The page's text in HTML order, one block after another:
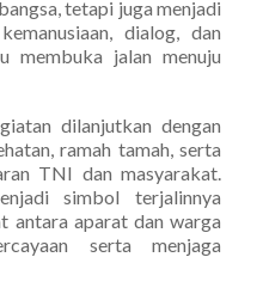
tetapi juga menjadi
dialog, dan
membuka jalan menuju
dilanjutkan dengan
ramah tamah, serta
TNI dan masyarakat.
simbol terjalinnya
antara aparat dan warga
serta menjaga